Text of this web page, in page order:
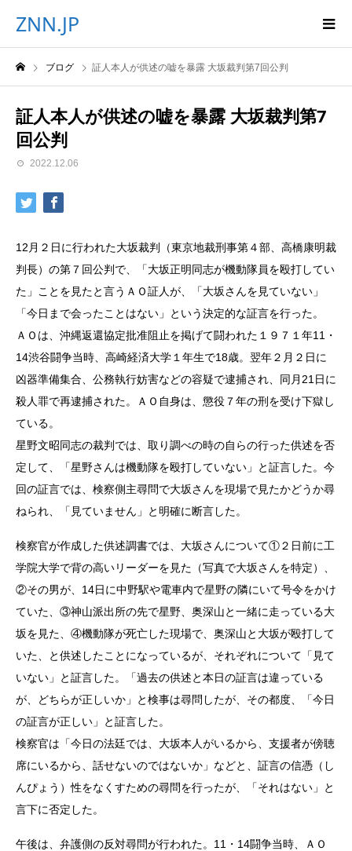
ZNN.JP
ブログ 証人本人が供述の嘘を暴露 大坂裁判第7回公判
証人本人が供述の嘘を暴露 大坂裁判第7
回公判
2022.12.06
12月２日に行われた大坂裁判（東京地裁刑事第４部、高橋康明裁
判長）の第７回公判で、「大坂正明同志が機動隊員を殴打してい
た」ことを見たと言うＡＯ証人が、「大坂さんを見ていない」
「今日まで会ったことはない」という決定的な証言を行った。
ＡＯは、沖縄返還協定批准阻止を掲げて闘われた１９７１年11・
14渋谷闘争当時、高崎経済大学１年生で18歳。翌年２月２日に
凶器準備集合、公務執行妨害などの容疑で逮捕され、同月21日に
殺人罪で再逮捕された。ＡＯ自身は、懲役７年の刑を受け下獄し
ている。
星野文昭同志の裁判では、取り調べの時の自らの行った供述を否
定して、「星野さんは機動隊を殴打していない」と証言した。今
回の証言では、検察側主尋問で大坂さんを現場で見たかどうか尋
ねられ、「見ていません」と明確に断言した。
検察官が作成した供述調書では、大坂さんについて①２日前に工
学院大学で背の高いリーダーを見た（写真で大坂さんを特定）、
②その男が、14日に中野駅や電車内で星野の隣にいて号令をかけ
ていた、③神山派出所の先で星野、奥深山と一緒に走っている大
坂を見た、④機動隊が死亡した現場で、奥深山と大坂が殴打して
いた、と供述したことになっているが、それぞれについて「見て
いない」と証言した。「過去の供述と本日の証言は違っている
が、どちらが正しいか」と検事は尋問したが、その都度、「今日
の証言が正しい」と証言した。
検察官は「今日の法廷では、大坂本人がいるから、支援者が傍聴
席にいるから、話せないのではないか」などと、証言の信憑（し
んぴょう）性をなくすための尋問を行ったが、「それはない」と
言下に否定した。
午後は、弁護側の反対尋問が行われた。11・14闘争当時、ＡＯ